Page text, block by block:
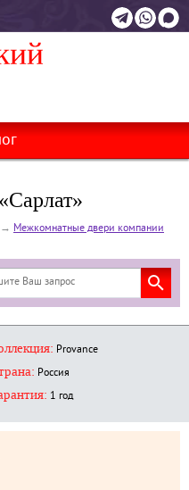
→ Межкомнатные двери компании
Provance
Россия
1 год